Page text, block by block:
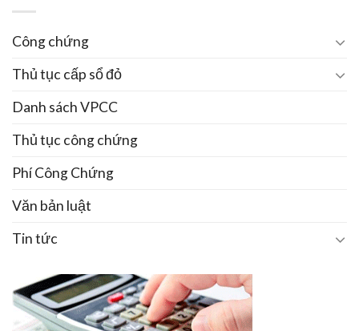
Công chứng
Thủ tục cấp sổ đỏ
Danh sách VPCC
Thủ tục công chứng
Phí Công Chứng
Văn bản luật
Tin tức